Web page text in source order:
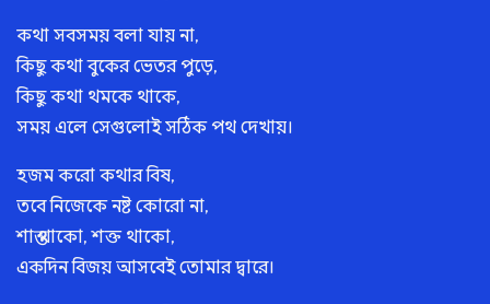
কথা সবসময় বলা যায় না,
কিছু কথা বুকের ভেতর পুড়ে,
কিছু কথা থমকে থাকে,
সময় এলে সেগুলোই সঠিক পথ দেখায়।
হজম করো কথার বিষ,
তবে নিজেকে নষ্ট কোরো না,
শান্ত থাকো, শক্ত থাকো,
একদিন বিজয় আসবেই তোমার দ্বারে।